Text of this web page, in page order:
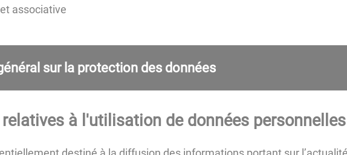
associative
sur la protection des données
à l'utilisation de données personnelles